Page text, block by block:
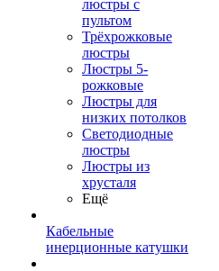
люстры с
пультом
Трёхрожковые
люстры
Люстры 5-
рожковые
Люстры для
низких потолков
Cветодиодные
люстры
Люстры из
хрусталя
Ещё
Кабельные
инерционные катушки